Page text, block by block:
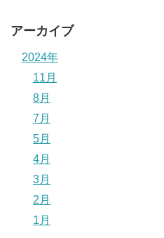
アーカイブ
2024年
11月
8月
7月
5月
4月
3月
2月
1月